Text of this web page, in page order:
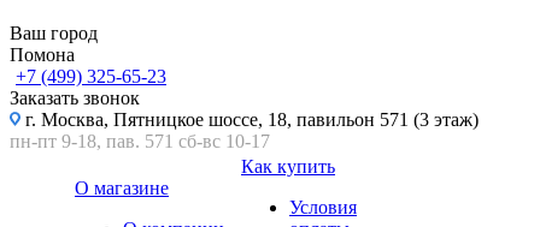
Ваш город
Помона
+7 (499) 325-65-23
Заказать звонок
г. Москва, Пятницкое шоссе, 18, павильон 571 (3 этаж)
пн-пт 9-18, пав. 571 сб-вс 10-17
О магазине
Как купить
Условия